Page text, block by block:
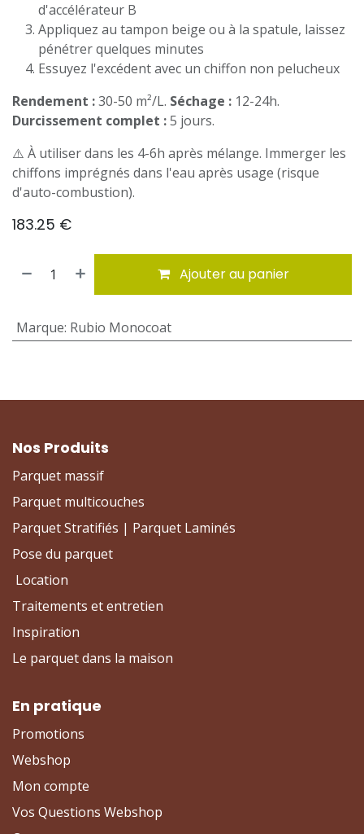
d'accélérateur B
Appliquez au tampon beige ou à la spatule, laissez
pénétrer quelques minutes
Essuyez l'excédent avec un chiffon non pelucheux
Rendement :30-50 m²/L. Séchage : 12-24h.
Durcissement complet :5 jours.
⚠️ À utiliser dans les 4-6h après mélange. Immerger les
chiffons imprégnés dans l'eau après usage (risque
d'auto-combustion).
183.25 €
Ajouter au panier
Marque: Rubio Monocoat
Nos Produits
Parquet massif
Parquet multicouches
Parquet Stratifiés | Parquet Laminés
Pose du parquet
Location
Traitements et entretien
Inspiration
Le parquet dans la maison
En pratique
Promotions
Webshop
Mon compte
Vos Questions Webshop